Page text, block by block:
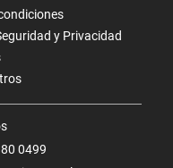
y Privacidad
0499